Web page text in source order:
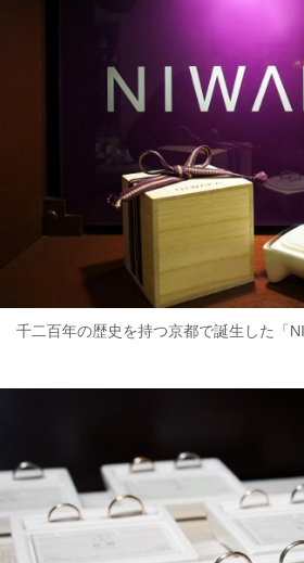
千二百年の歴史を持つ京都で誕生した「